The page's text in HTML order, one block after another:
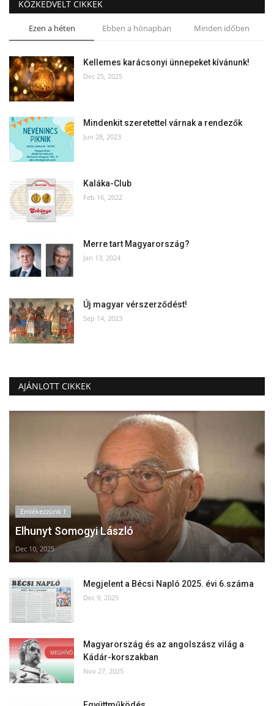
KÖZKEDVELT CIKKEK
Ezen a héten Ebben a hónapban Minden időben
Kellemes karácsonyi ünnepeket kívánunk!
Dec 25, 2025
Mindenkit szeretettel várnak a rendezők
Jun 28, 2023
Kaláka-Club
Feb 16, 2022
Merre tart Magyarország?
Jan 13, 2024
Új magyar vérszerződést!
Sep 14, 2023
AJÁNLOTT CIKKEK
Emlékezzünk †
Elhunyt Somogyi László
Dec 10, 2025
Megjelent a Bécsi Napló 2025. évi 6.száma
Dec 9, 2025
Magyarország és az angolszász világ a
Kádár-korszakban
Nov 27, 2025